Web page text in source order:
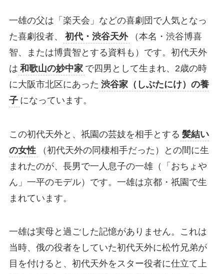
一雄の父は「楽天会」などの喜劇団で人気となっ
た喜劇役者、
初代・渋谷天外
（本名・渋谷博喜
智、または博貴智とする資料も）です。初代天外
は 和歌山の妙中家 で四男として生まれ、2歳の時
に大阪市北区にあった 渋谷家（しぶたにけ）の養
子 になっています。
この初代天外と、祇園の芸妓を相手とする 髪結い
の女性
（初代天外の同棲相手だった）との間に生
まれたのが、長男で一人息子の一雄（「おちょや
ん」一平のモデル）です。一雄は京都・祇園で生
まれています。
一雄は実母と過ごした記憶がありません。これは
当時、俄の役者をしていた初代天外に松竹兄弟が
目を付けると、初代天外をスター役者に仕立て上